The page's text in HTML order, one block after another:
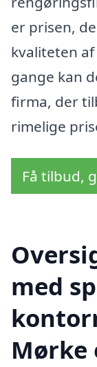
er prisen,
kvaliteten
gange kan
firma, der
rimelige
Få tilbud,
med
Mørke